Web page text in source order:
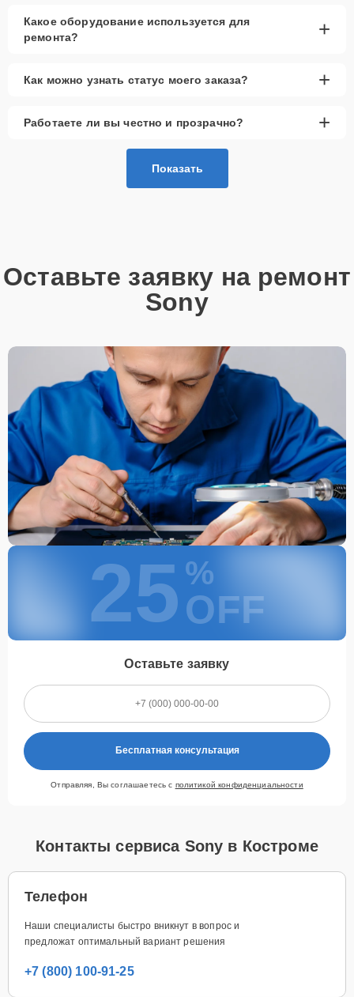
Какое оборудование используется для
ремонта?
+
Как можно узнать статус моего заказа? +
Работаете ли вы честно и прозрачно? +
Показать
Оставьте заявку на ремонт
Sony
25 %
OFF
Оставьте заявку
Бесплатная консультация
Отправляя, Вы соглашаетесь с политикой конфиденциальности
Контакты сервиса Sony в Костроме
Телефон
Наши специалисты быстро вникнут в вопрос и
предложат оптимальный вариант решения
+7 (800) 100-91-25